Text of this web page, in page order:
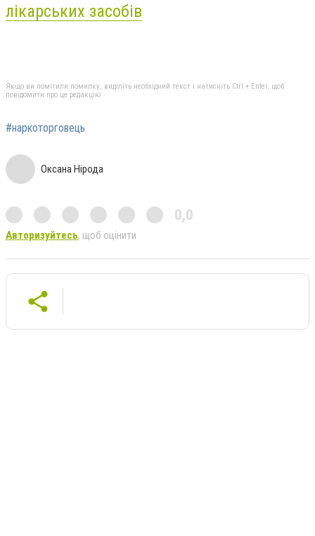
лікарських засобів
Якщо ви помітили помилку, виділіть необхідний текст і натисніть Ctrl + Enter, щоб
повідомити про це редакцію
#наркоторговець
Оксана Нірода
0,0
Авторизуйтесь, щоб оцінити